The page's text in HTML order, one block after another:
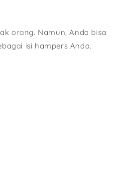
orang. Namun, Anda bisa
isi hampers Anda.